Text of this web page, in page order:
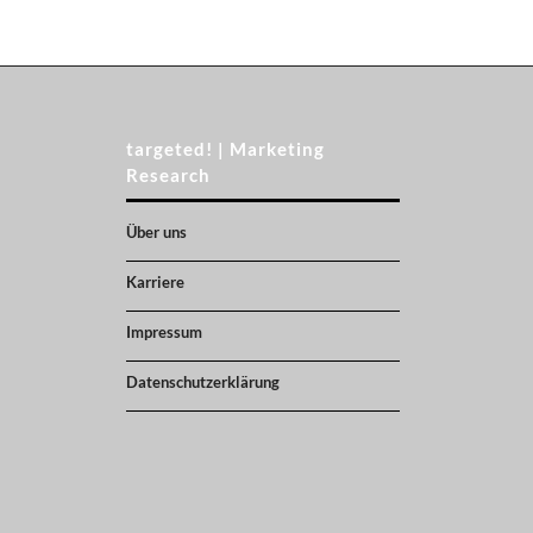
targeted! | Marketing
Research
Über uns
Karriere
Impressum
Datenschutzerklärung